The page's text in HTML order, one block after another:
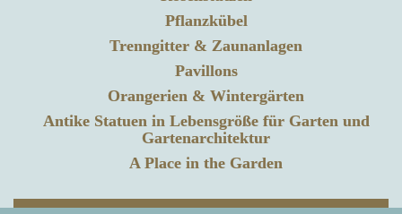
Pflanzkübel
Trenngitter & Zaunanlagen
Pavillons
Orangerien & Wintergärten
Antike Statuen in Lebensgröße für Garten und
Gartenarchitektur
A Place in the Garden